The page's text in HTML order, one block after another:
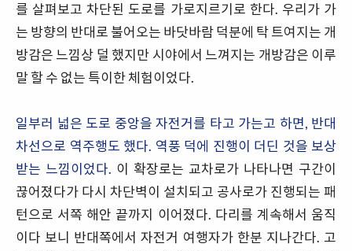
를 살펴보고 차단된 도로를 가로지르기로 한다. 우리가 가
는 방향의 반대로 불어오는 바닷바람 덕분에 탁 트여지는 개
방감은 느낌상 덜 했지만 시야에서 느껴지는 개방감은 이루
말 할 수 없는 특이한 체험이었다.
일부러 넓은 도로 중앙을 자전거를 타고 가는고 하면, 반대
차선으로 역주행도 했다. 역풍 덕에 진행이 더딘 것을 보상
받는 느낌이었다. 이 확장로는 교차로가 나타나면 구간이
끊어졌다가 다시 차단벽이 설치되고 공사로가 진행되는 패
턴으로 서쪽 해안 끝까지 이어졌다. 다리를 계속해서 움직
이다 보니 반대쪽에서 자전거 여행자가 한분 지나간다. 고